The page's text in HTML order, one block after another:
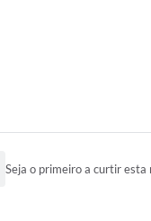
Seja o primeiro a curtir esta